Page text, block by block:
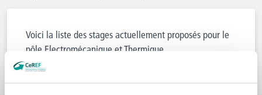
Voici la liste des stages actuellement proposés pour le
pôle Electromécanique et Thermique.
Si vous ne trouvez pas votre bonheur et que vous
souhaitez poster votre candidature spontanée, vous